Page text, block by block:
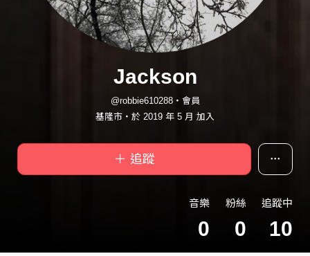
Jackson
@robbie610288・會員
基隆市・於 2019 年 5 月 加入
＋ 追蹤
音樂
0
粉絲
0
追蹤中
10